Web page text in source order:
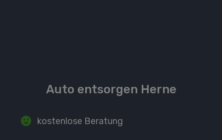
Auto entsorgen Herne
kostenlose Beratung